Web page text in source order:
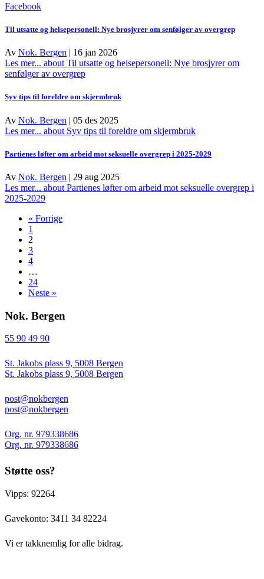
Facebook
Til utsatte og helsepersonell: Nye brosjyrer om senfølger av overgrep
Av Nok. Bergen | 16 jan 2026
Les mer... about Til utsatte og helsepersonell: Nye brosjyrer om
senfølger av overgrep
Syv tips til foreldre om skjermbruk
Av Nok. Bergen | 05 des 2025
Les mer... about Syv tips til foreldre om skjermbruk
Partienes løfter om arbeid mot seksuelle overgrep i 2025-2029
Av Nok. Bergen | 29 aug 2025
Les mer... about Partienes løfter om arbeid mot seksuelle overgrep i
2025-2029
« Forrige
1
2
3
4
…
24
Neste »
Nok. Bergen
55 90 49 90
St. Jakobs plass 9, 5008 Bergen
St. Jakobs plass 9, 5008 Bergen
post@nokbergen
post@nokbergen
Org. nr. 979338686
Org. nr. 979338686
Støtte oss?
Vipps: 92264
Gavekonto: 3411 34 82224
Vi er takknemlig for alle bidrag.